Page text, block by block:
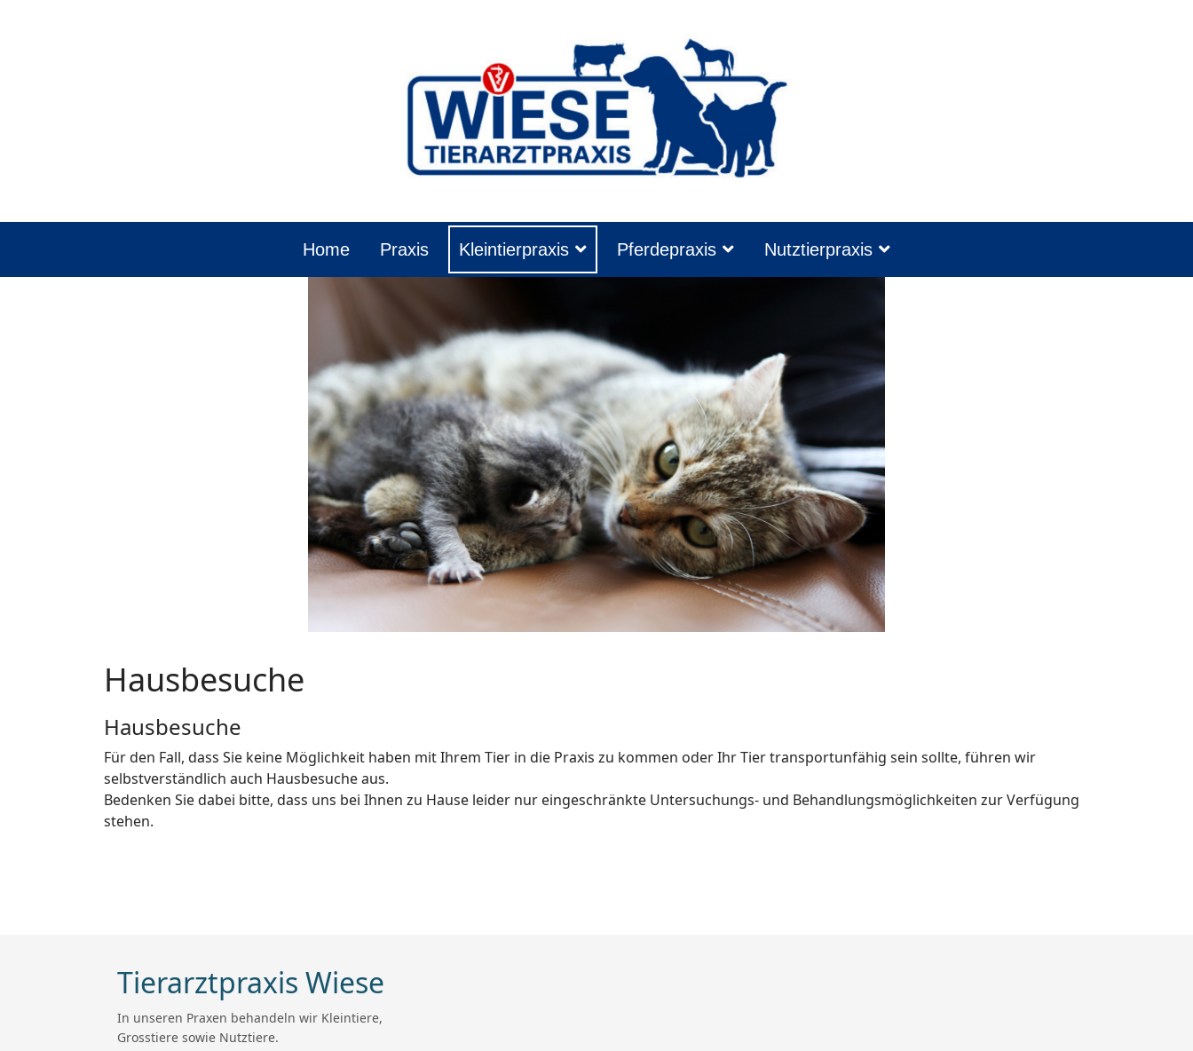
Home Praxis Kleintierpraxis Pferdepraxis Nutztierpraxis
Hausbesuche
Hausbesuche
Für den Fall, dass Sie keine Möglichkeit haben mit Ihrem Tier in die Praxis zu kommen oder Ihr Tier transportunfähig sein sollte, führen wir
selbstverständlich auch Hausbesuche aus.
Bedenken Sie dabei bitte, dass uns bei Ihnen zu Hause leider nur eingeschränkte Untersuchungs- und Behandlungsmöglichkeiten zur Verfügung
stehen.
Tierarztpraxis Wiese
In unseren Praxen behandeln wir Kleintiere,
Grosstiere sowie Nutztiere.